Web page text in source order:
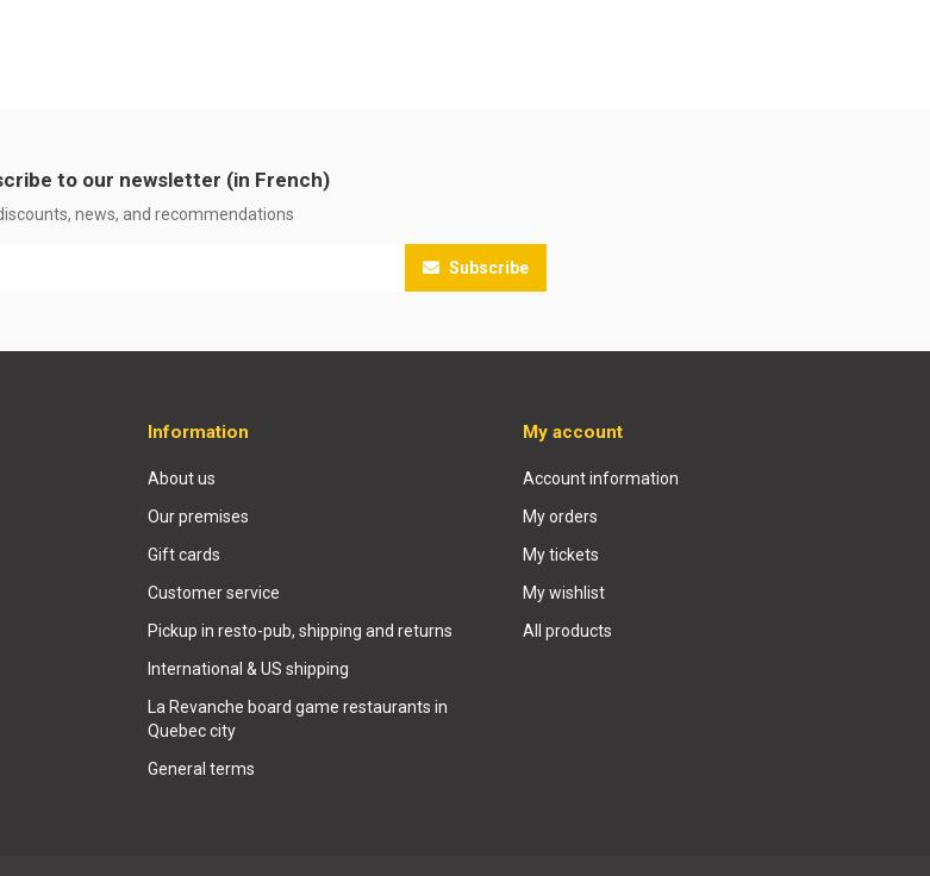
to our newsletter (in French)
news, and recommendations
Subscribe
Information
About us
Our premises
Gift cards
Customer service
Pickup in resto-pub, shipping and returns
International & US shipping
La Revanche board game restaurants in
Quebec city
General terms
My account
Account information
My orders
My tickets
My wishlist
All products